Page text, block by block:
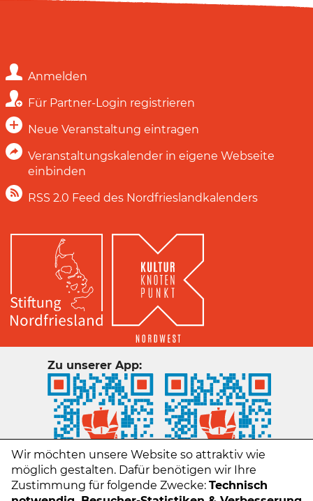
Anmelden
Für Partner-Login registrieren
Neue Veranstaltung eintragen
Veranstaltungskalender in eigene Webseite
einbinden
RSS 2.0 Feed des Nordfrieslandkalenders
Zu unserer App:
Wir möchten unsere Website so attraktiv wie
möglich gestalten. Dafür benötigen wir Ihre
Zustimmung für folgende Zwecke: Technisch